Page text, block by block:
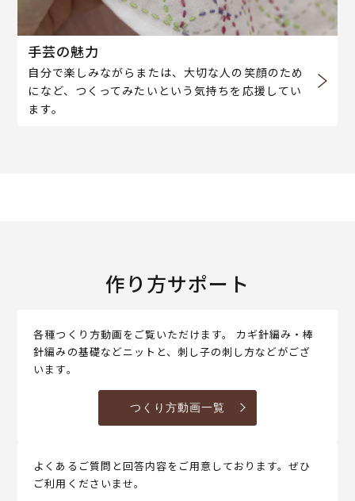
手芸の魅力
自分で楽しみながらまたは、大切な人の笑顔のため
になど、つくってみたいという気持ちを応援してい
ます。
作り方サポート
各種つくり方動画をご覧いただけます。 カギ針編み・棒
針編みの基礎などニットと、刺し子の刺し方などがござ
います。
つくり方動画一覧
よくあるご質問と回答内容をご用意しております。ぜひ
ご利用くださいませ。